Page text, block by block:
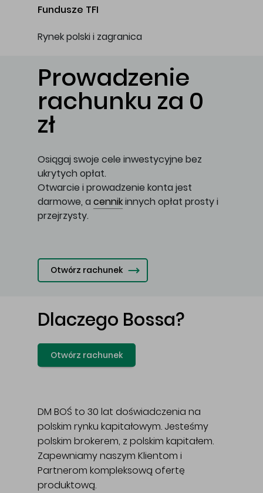
Fundusze TFI
Rynek polski i zagranica
Prowadzenie
rachunku za 0
zł
Osiągaj swoje cele inwestycyjne bez
ukrytych opłat.
Otwarcie i prowadzenie konta jest
darmowe, a cennikinnych opłat prosty i
przejrzysty.
Otwórz rachunek
Dlaczego Bossa?
Otwórz rachunek
DM BOŚ to 30 lat doświadczenia na
polskim rynku kapitałowym. Jesteśmy
polskim brokerem, z polskim kapitałem.
Zapewniamy naszym Klientom i
Partnerom kompleksową ofertę
produktową.